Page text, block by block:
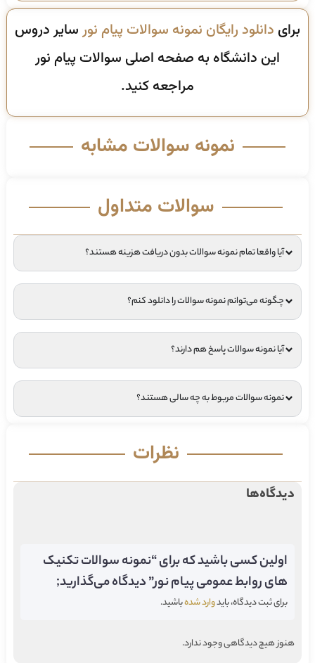
برای دانلود رایگان نمونه سوالات پیام نورسایر دروس
این دانشگاه به صفحه اصلی سوالات پیام نور
مراجعه کنید.
نمونه سوالات مشابه
سوالات متداول
آیا واقعا تمام نمونه سوالات بدون دریافت هزینه هستند؟
چگونه می‌توانم نمونه سوالات را دانلود کنم؟
آیا نمونه سوالات پاسخ هم دارند؟
نمونه سوالات مربوط به چه سالی هستند؟
نظرات
دیدگاه‌ها
اولین کسی باشید که برای “نمونه سوالات تکنیک
های روابط عمومی پیام نور” دیدگاه می‌گذارید;
برای ثبت دیدگاه، بایدوارد شدهباشید.
هنوز هیچ دیدگاهی وجود ندارد.